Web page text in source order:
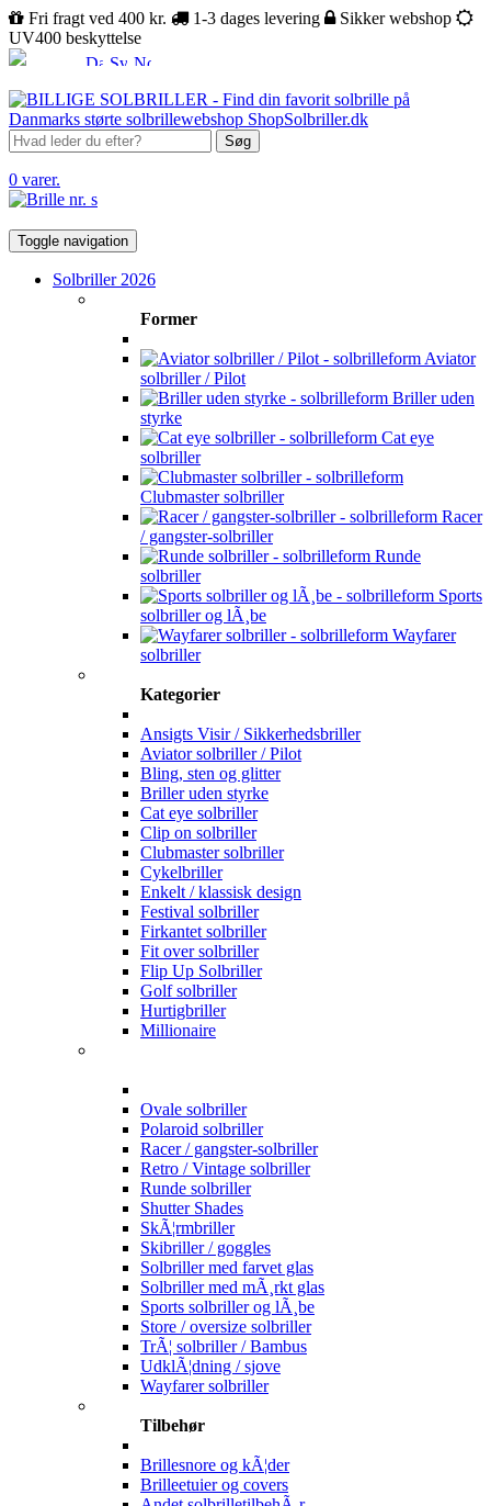
Fri fragt ved 400 kr. 1-3 dages levering
Sikker webshop
UV400 beskyttelse
Søg
0 varer.
Toggle navigation
Solbriller 2026
Former
Aviator
solbriller / Pilot
Briller uden
styrke
Cat eye
solbriller
Clubmaster solbriller
Racer
/ gangster-solbriller
Runde
solbriller
Sports
solbriller og lÃ¸be
Wayfarer
solbriller
Kategorier
Ansigts Visir / Sikkerhedsbriller
Aviator solbriller / Pilot
Bling, sten og glitter
Briller uden styrke
Cat eye solbriller
Clip on solbriller
Clubmaster solbriller
Cykelbriller
Enkelt / klassisk design
Festival solbriller
Firkantet solbriller
Fit over solbriller
Flip Up Solbriller
Golf solbriller
Hurtigbriller
Millionaire
Ovale solbriller
Polaroid solbriller
Racer / gangster-solbriller
Retro / Vintage solbriller
Runde solbriller
Shutter Shades
SkÃ¦rmbriller
Skibriller / goggles
Solbriller med farvet glas
Solbriller med mÃ¸rkt glas
Sports solbriller og lÃ¸be
Store / oversize solbriller
TrÃ¦ solbriller / Bambus
UdklÃ¦dning / sjove
Wayfarer solbriller
Tilbehør
Brillesnore og kÃ¦der
Brilleetuier og covers